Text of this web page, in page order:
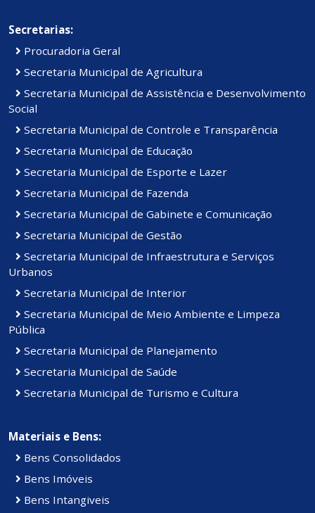
Secretarias:
Procuradoria Geral
Secretaria Municipal de Agricultura
Secretaria Municipal de Assistência e Desenvolvimento
Social
Secretaria Municipal de Controle e Transparência
Secretaria Municipal de Educação
Secretaria Municipal de Esporte e Lazer
Secretaria Municipal de Fazenda
Secretaria Municipal de Gabinete e Comunicação
Secretaria Municipal de Gestão
Secretaria Municipal de Infraestrutura e Serviços
Urbanos
Secretaria Municipal de Interior
Secretaria Municipal de Meio Ambiente e Limpeza
Pública
Secretaria Municipal de Planejamento
Secretaria Municipal de Saúde
Secretaria Municipal de Turismo e Cultura
Materiais e Bens:
Bens Consolidados
Bens Imóveis
Bens Intangiveis